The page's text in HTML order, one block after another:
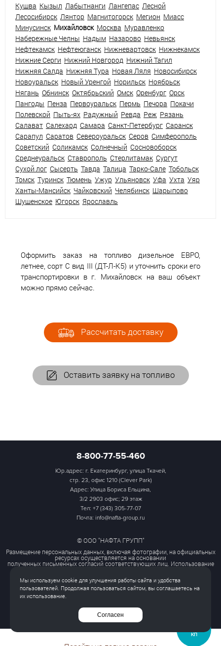
Кушва Кызыл Лабытнанги Лангепас Лесной
Лесосибирск Лянтор Магнитогорск Мегион Миасс
Минусинск Михайловск Москва Муравленко
Набережные Челны Надым Назарово Невьянск
Нефтекамск Нефтеюганск Нижневартовск Нижнекамск
Нижние Серги Нижний Новгород Нижний Тагил
Нижняя Салда Нижняя Тура Новая Ляля Новосибирск
Новоуральск Новый Уренгой Норильск Ноябрьск
Нягань Обнинск Октябрьский Омск Оренбург Орск
Пангоды Пенза Первоуральск Пермь Печора Покачи
Полевской Пыть-ях Радужный Ревда Реж Рязань
Салават Салехард Самара Санкт-Петербург Саранск
Сарапул Саратов Североуральск Серов Симферополь
Советский Соликамск Солнечный Сосновоборск
Среднеуральск Ставрополь Стерлитамак Сургут
Сухой лог Сысерть Тавда Талица Тарко-Сале Тобольск
Томск Туринск Тюмень Ужур Ульяновск Уфа Ухта Уяр
Ханты-Мансийск Чайковский Челябинск Шарыпово
Шушенское Югорск Ярославль
Оформить заказ на топливо дизельное ЕВРО,
летнее, сорт С вид III (ДТ-Л-К5) и уточнить сроки его
транспортировки в г. Михайловск на ваш объект
можно прямо сейчас.
Рассчитать доставку
Оставить заявку на топливо
8-800-77-55-460
Юр.адрес: г. Екатеринбург, улица Ткачей,
стр. 23, офис 1210 (Clever Park)
Адрес: Улица Бориса Ельцина,
3/2 2903 офис; 29 этаж
Тел: +7 (343) 305-77-07
Почта: info@nafta-group.ru
© ООО "НАФТА ГРУПП"
Размещение персональных данных, включая фотографии, на официальных
ресурсах осуществляется на основании
полученных письменных согласий соответствующих лиц. Использование
Политика обработки персональных данных
Согласие на обработку персональных данных
КП
Мы используем cookie для улучшения работы сайта и удобства
пользователей. Продолжая пользоваться сайтом, вы соглашаетесь на
их использование.
Согласен